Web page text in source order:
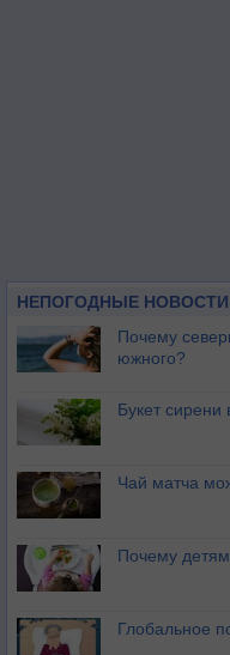
НЕПОГОДНЫЕ НОВОСТИ
Почему
южного?
Букет сирени
Чай матча
Почему детям
Глобальное